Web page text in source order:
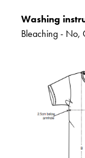
Washing
Bleaching - No,